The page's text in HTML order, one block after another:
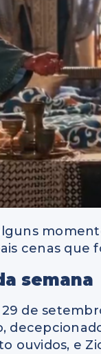
cenas que
semana
de
ouvidos, e